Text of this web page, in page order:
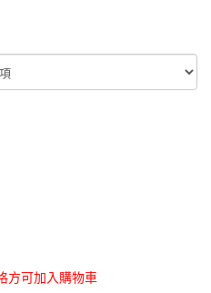
方可加入購物車